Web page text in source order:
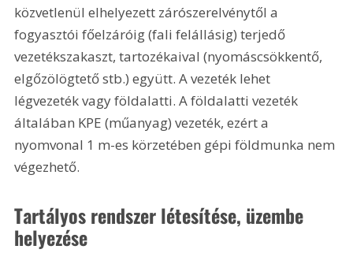
közvetlenül elhelyezett zárószerelvénytől a
fogyasztói főelzáróig (fali felállásig) terjedő
vezetékszakaszt, tartozékaival (nyomáscsökkentő,
elgőzölögtető stb.) együtt. A vezeték lehet
légvezeték vagy földalatti. A földalatti vezeték
általában KPE (műanyag) vezeték, ezért a
nyomvonal 1 m-es körzetében gépi földmunka nem
végezhető.
Tartályos rendszer létesítése, üzembe
helyezése